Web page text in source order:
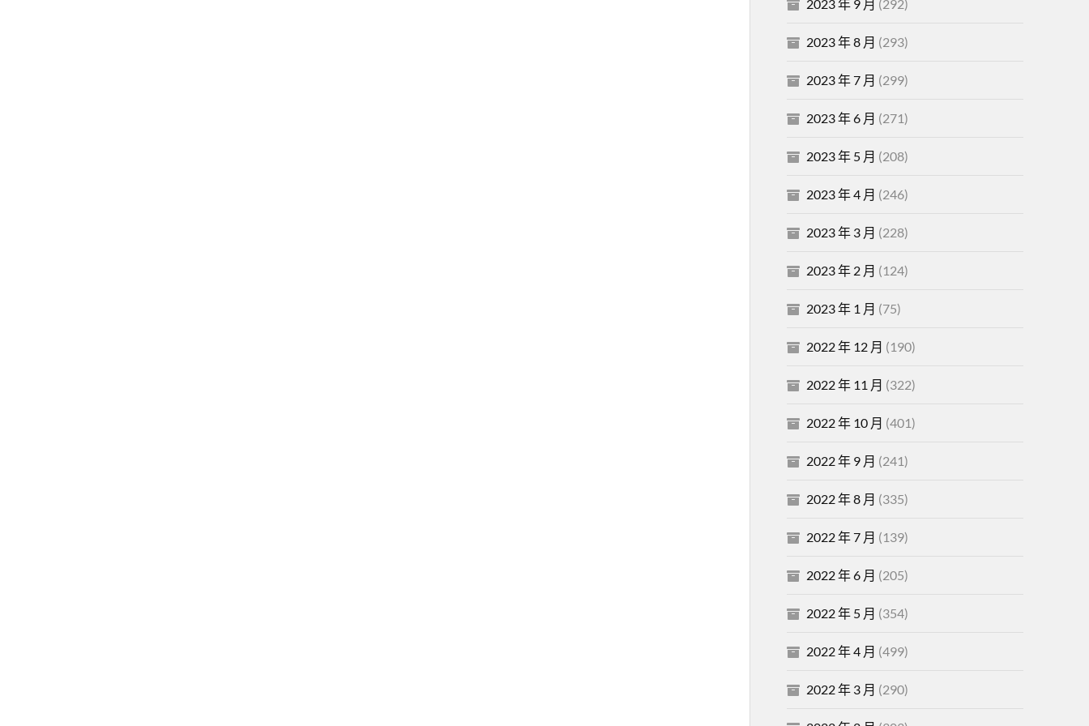
2023 年 9 月 (292)
2023 年 8 月 (293)
2023 年 7 月 (299)
2023 年 6 月 (271)
2023 年 5 月 (208)
2023 年 4 月 (246)
2023 年 3 月 (228)
2023 年 2 月 (124)
2023 年 1 月 (75)
2022 年 12 月 (190)
2022 年 11 月 (322)
2022 年 10 月 (401)
2022 年 9 月 (241)
2022 年 8 月 (335)
2022 年 7 月 (139)
2022 年 6 月 (205)
2022 年 5 月 (354)
2022 年 4 月 (499)
2022 年 3 月 (290)